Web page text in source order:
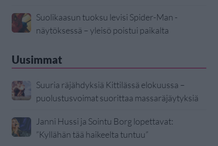
Suolikaasun tuoksu levisi Spider-Man -
näytöksessä – yleisö poistui paikalta
Uusimmat
Suuria räjähdyksiä Kittilässä elokuussa –
puolustusvoimat suorittaa massaräjäytyksiä
Janni Hussi ja Sointu Borg lopettavat:
”Kyllähän tää haikeelta tuntuu”